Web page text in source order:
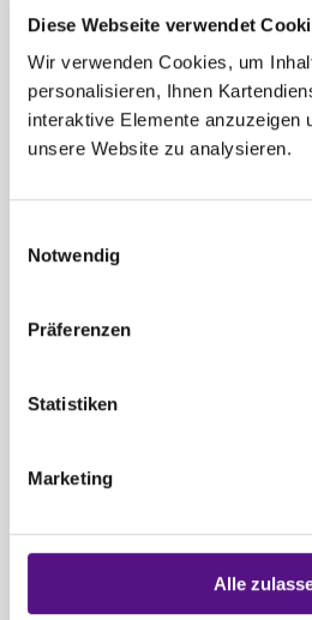
Diese Webseite verwendet
Wir verwenden Cookies, um
personalisieren, Ihnen
interaktive Elemente anzuzeigen
unsere Website zu analysieren.
Notwendig
Präferenzen
Statistiken
Marketing
Alle